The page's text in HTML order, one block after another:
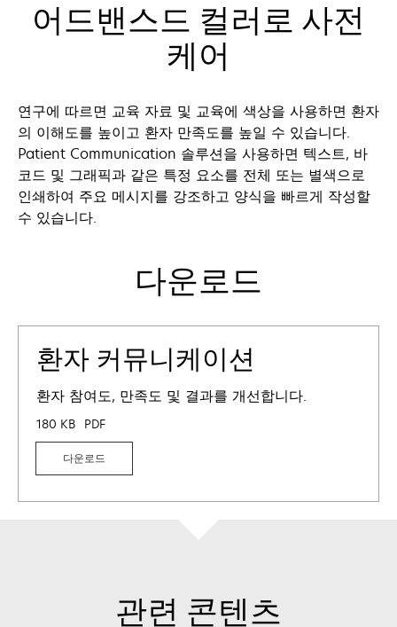
어드밴스드 컬러로 사전
케어
연구에 따르면 교육 자료 및 교육에 색상을 사용하면 환자
의 이해도를 높이고 환자 만족도를 높일 수 있습니다.
Patient Communication 솔루션을 사용하면 텍스트, 바
코드 및 그래픽과 같은 특정 요소를 전체 또는 별색으로
인쇄하여 주요 메시지를 강조하고 양식을 빠르게 작성할
수 있습니다.
다운로드
환자 커뮤니케이션
환자 참여도, 만족도 및 결과를 개선합니다.
180 KB PDF
다운로드
관련 콘텐츠